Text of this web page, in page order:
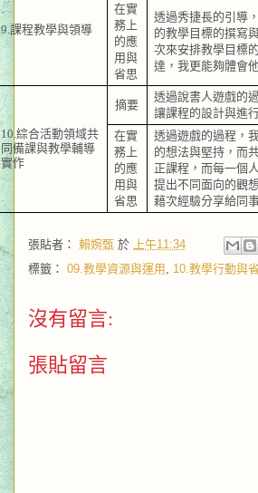
9.課程教學與領導
在實
務上
的應
用與
省思
透過秀捷長的引導
的教學目標的撰寫
次來安排教學目標
達，我更能夠體會
10.綜合活動領域共
同備課與教學輔導
實作
摘要
透過說書人遊戲的
讓課程的設計與進
在實
務上
的應
用與
省思
透過遊戲的過程，
的想法與堅持，而
正課程，而每一個
提出不同面向的觀
藉次經驗分享給同
張貼者： 賴婉甄 於
上午11:34
標籤： 09.教學資源與運用 10.教學行動與
沒有留言:
張貼留言